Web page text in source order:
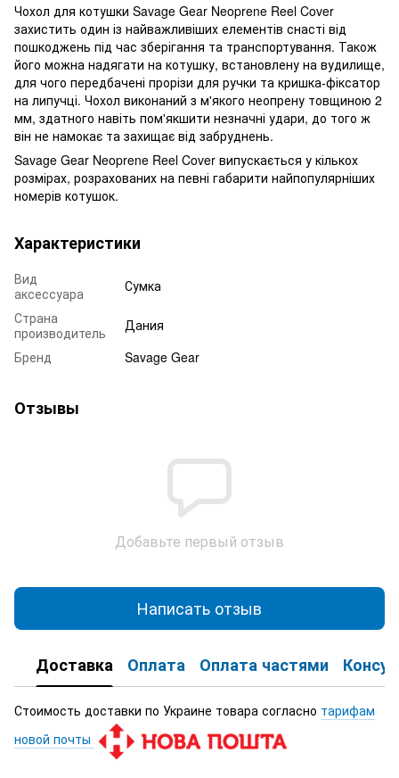
Чохол для котушки Savage Gear Neoprene Reel Cover
захистить один із найважливіших елементів снасті від
пошкоджень під час зберігання та транспортування. Також
його можна надягати на котушку, встановлену на вудилище,
для чого передбачені прорізи для ручки та кришка-фіксатор
на липучці. Чохол виконаний з м'якого неопрену товщиною 2
мм, здатного навіть пом'якшити незначні удари, до того ж
він не намокає та захищає від забруднень.
Savage Gear Neoprene Reel Cover випускається у кількох
розмірах, розрахованих на певні габарити найпопулярніших
номерів котушок.
Характеристики
Вид
аксессуара
Сумка
Страна
производитель
Дания
Бренд
Savage Gear
Отзывы
Добавьте первый отзыв
Написать отзыв
Доставка Оплата Оплата частями
Стоимость доставки по Украине товара согласно тарифам
новой почты